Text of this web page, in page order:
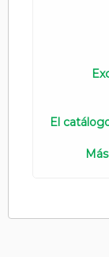
El